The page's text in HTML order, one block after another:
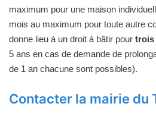
maximum pour une maison
mois au maximum pour toute autre
donne lieu à un droit à bâtir pour trois
5 ans en cas de demande de
de 1 an chacune sont possibles).
Contacter la mairie du